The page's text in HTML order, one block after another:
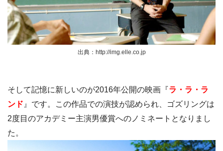
出典：http://img.elle.co.jp
そして記憶に新しいのが2016年公開の映画『 ラ・ラ・ラ
ンド』です。この作品での演技が認められ、ゴズリングは
2度目のアカデミー主演男優賞へのノミネートとなりまし
た。